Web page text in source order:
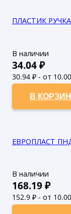
ПЛАСТИК
В наличии
34.04₽
30.94 ₽ - от
28.13₽ - от
В
ЕВРОПЛАСТ
В наличии
168.19₽
152.9 ₽ - от
139₽ - от 50.000